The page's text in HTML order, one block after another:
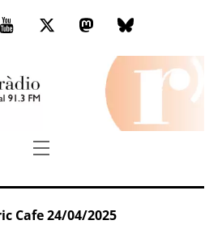
You
TwitterMastodonBluesky
Menu
Cafe 24/04/2025